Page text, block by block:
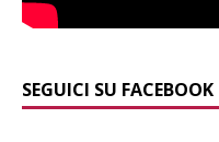
SEGUICI SU FACEBOOK